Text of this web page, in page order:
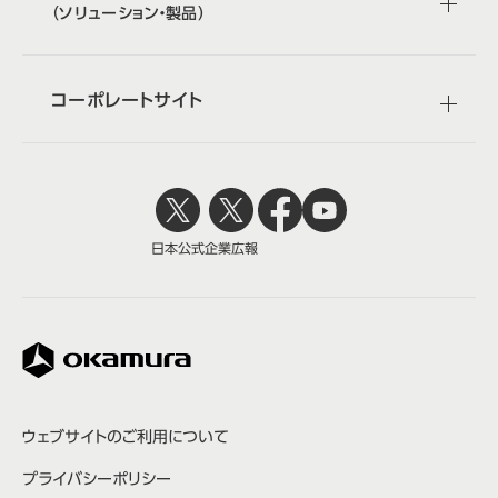
（ソリューション・製品）
コーポレートサイト
ウェブサイトのご利用について
プライバシーポリシー
日本公式企業広報